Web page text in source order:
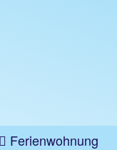
Ferienwohnung